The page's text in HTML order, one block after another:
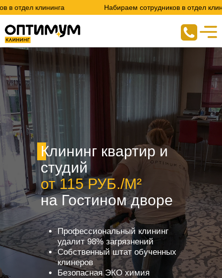
Набираем сотрудников в отдел клининга
Профессиональный клининг
удалит 98% загрязнений
Собственный штат обученных
клинеров
Безопасная ЭКО химия
Клининг квартир и
студий
от 115 РУБ./М²
на Гостином дворе